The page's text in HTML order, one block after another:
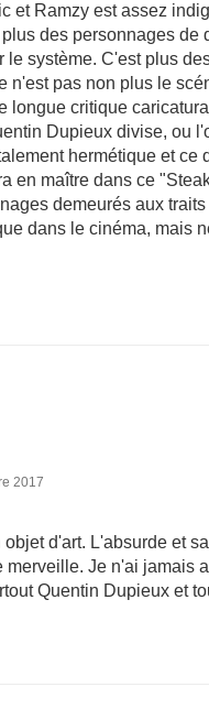
et Ramzy est assez
des personnages de
le système. C'est plus
n'est pas non plus le
longue critique
Dupieux divise, ou
hermétique et ce
en maître dans ce
demeurés aux
dans le cinéma, mais
2017
d'art. L'absurde et
merveille. Je n'ai jamais
Quentin Dupieux et